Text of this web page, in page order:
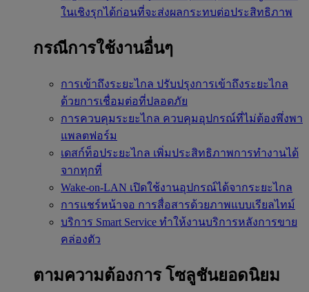
ในเชิงรุกได้ก่อนที่จะส่งผลกระทบต่อประสิทธิภาพ
กรณีการใช้งานอื่นๆ
การเข้าถึงระยะไกล ปรับปรุงการเข้าถึงระยะไกล
ด้วยการเชื่อมต่อที่ปลอดภัย
การควบคุมระยะไกล ควบคุมอุปกรณ์ที่ไม่ต้องพึ่งพา
แพลตฟอร์ม
เดสก์ท็อประยะไกล เพิ่มประสิทธิภาพการทำงานได้
จากทุกที่
Wake-on-LAN เปิดใช้งานอุปกรณ์ได้จากระยะไกล
การแชร์หน้าจอ การสื่อสารด้วยภาพแบบเรียลไทม์
บริการ Smart Service ทำให้งานบริการหลังการขาย
คล่องตัว
ตามความต้องการ โซลูชันยอดนิยม